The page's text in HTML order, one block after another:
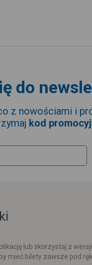
do
z nowościami i
kod
lub skorzystaj z wersji
mieć bilety zawsze pod